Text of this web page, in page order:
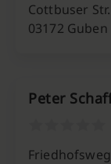
Cottbuser
03172 Guben
Peter